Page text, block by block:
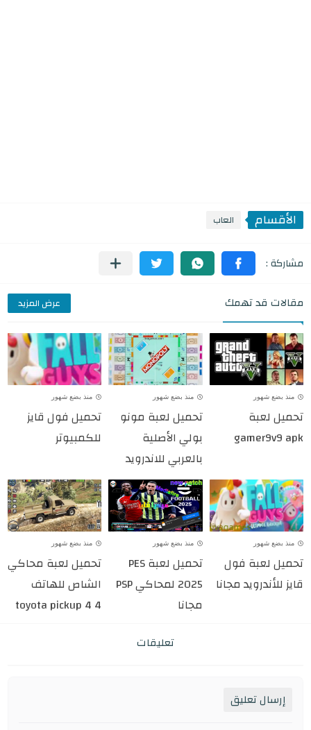
الأقسام العاب
مقالات قد تهمك عرض المزيد
منذ بضع شهور
تحميل لعبة
gamer9v9 apk
منذ بضع شهور
تحميل لعبة مونو
بولي الأصلية
بالعربي للاندرويد
منذ بضع شهور
تحميل فول قايز
للكمبيوتر
منذ بضع شهور
تحميل لعبة فول
قايز للأندرويد مجانا
منذ بضع شهور
تحميل لعبة PES
2025 لمحاكي PSP
مجانا
منذ بضع شهور
تحميل لعبة محاكي
الشاص للهاتف
toyota pickup 4 4
تعليقات
إرسال تعليق